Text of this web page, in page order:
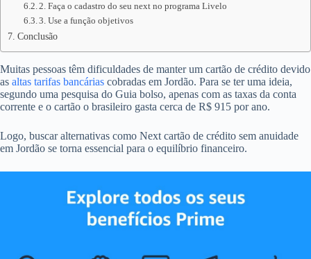
2. Faça o cadastro do seu next no programa Livelo
3. Use a função objetivos
Conclusão
Muitas pessoas têm dificuldades de manter um cartão de crédito devido
as altas tarifas bancárias cobradas em Jordão. Para se ter uma ideia,
segundo uma pesquisa do Guia bolso, apenas com as taxas da conta
corrente e o cartão o brasileiro gasta cerca de R$ 915 por ano.
Logo, buscar alternativas como Next cartão de crédito sem anuidade
em Jordão se torna essencial para o equilíbrio financeiro.